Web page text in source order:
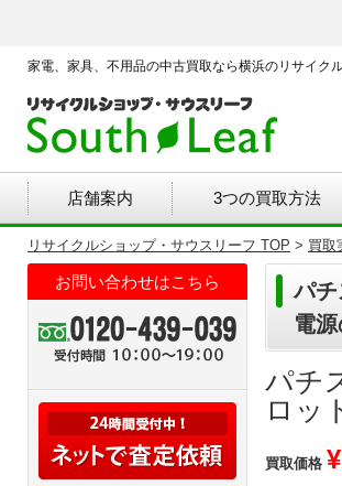
家電、家具、不用品の中古買取なら横浜のリサイク
店舗案内 3つの買取方法
リサイクルショップ・サウスリーフ TOP > 買取
パ
電
パチ
ロッ
買取価格
お問い合わせはこちら